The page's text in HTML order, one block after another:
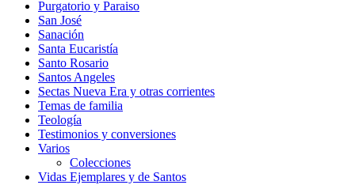
Purgatorio y Paraiso
San José
Sanación
Santa Eucaristía
Santo Rosario
Santos Angeles
Sectas Nueva Era y otras corrientes
Temas de familia
Teología
Testimonios y conversiones
Varios
Colecciones
Vidas Ejemplares y de Santos